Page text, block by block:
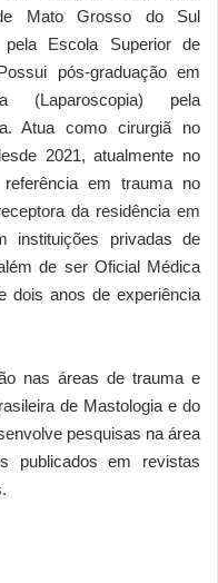
Mato Grosso do Sul
Escola Superior de
pós-graduação em
(Laparoscopia) pela
Atua como cirurgiã no
2021, atualmente no
em trauma no
da residência em
instituições privadas de
de ser Oficial Médica
dois anos de experiência
nas áreas de trauma e
de Mastologia e do
pesquisas na área
publicados em revistas